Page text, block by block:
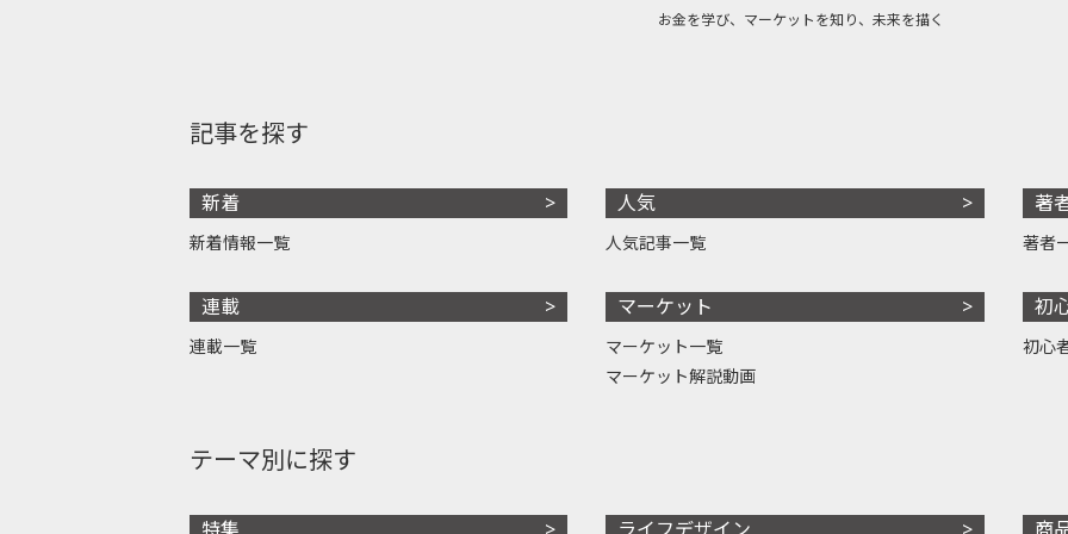
お金を学び、マーケットを知り、未来を描く
記事を探す
新着
新着情報一覧
連載
連載一覧
人気
人気記事一覧
マーケット
マーケット一覧
マーケット解説動画
著
著者
初
初心
テーマ別に探す
特集 ライフデザイン 商